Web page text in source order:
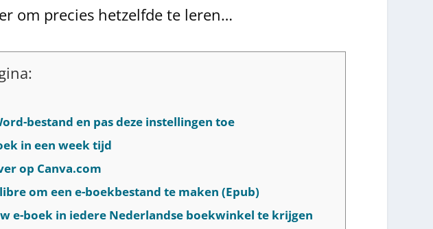
om precies hetzelfde te leren…
bestand en pas deze instellingen toe
in een week tijd
op Canva.com
om een e-boekbestand te maken (Epub)
e-boek in iedere Nederlandse boekwinkel te krijgen